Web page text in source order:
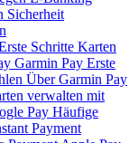
Sicherheit
Schritte Karten
Garmin Pay Erste
Über Garmin Pay
verwalten mit
Pay Häufige
Payment